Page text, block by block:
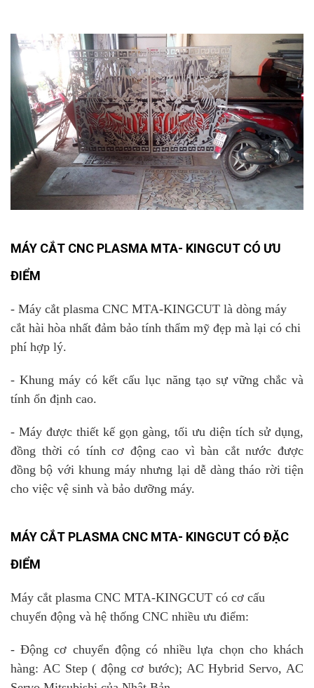
MÁY CẮT CNC PLASMA MTA- KINGCUT CÓ ƯU
ĐIỂM
- Máy cắt plasma CNC MTA-KINGCUT là dòng máy
cắt hài hòa nhất đảm bảo tính thẩm mỹ đẹp mà lại có chi
phí hợp lý.
- Khung máy có kết cấu lục năng tạo sự vững chắc và
tính ổn định cao.
- Máy được thiết kế gọn gàng, tối ưu diện tích sử dụng,
đồng thời có tính cơ động cao vì bàn cắt nước được
đồng bộ với khung máy nhưng lại dễ dàng tháo rời tiện
cho việc vệ sinh và bảo dưỡng máy.
MÁY CẮT PLASMA CNC MTA- KINGCUT CÓ ĐẶC
ĐIỂM
Máy cắt plasma CNC MTA-KINGCUT có cơ cấu
chuyển động và hệ thống CNC nhiều ưu điểm:
- Động cơ chuyển động có nhiều lựa chọn cho khách
hàng: AC Step ( động cơ bước); AC Hybrid Servo, AC